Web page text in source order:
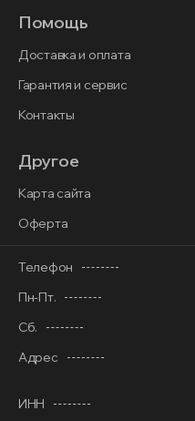
Помощь
Доставка и оплата
Гарантия и сервис
Контакты
Другое
Карта сайта
Оферта
Телефон
Пн-Пт.
Сб.
Адрес
ИНН